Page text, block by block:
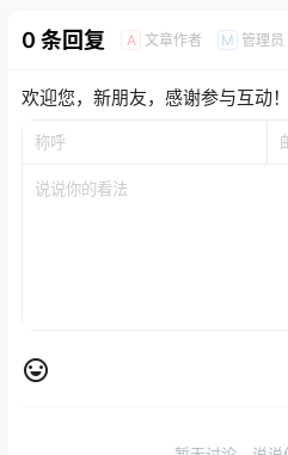
0 条回复 A 文章作者 M 管理员
欢迎您，新朋友，感谢参与互动！